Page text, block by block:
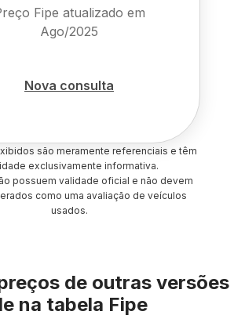
Fipe atualizado em
Ago/2025
Nova consulta
são meramente referenciais e têm
exclusivamente informativa.
possuem validade oficial e não devem
como uma avaliação de veículos
usados.
de outras versões
na tabela Fipe